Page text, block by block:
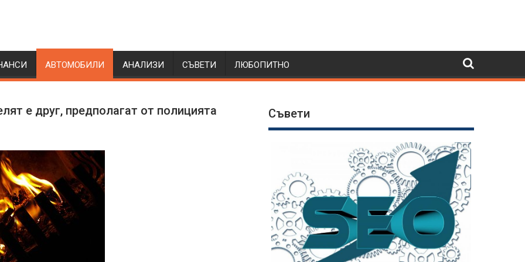
АВТОМОБИЛИ АНАЛИЗИ СЪВЕТИ ЛЮБОПИТНО
е друг, предполагат от полицията Съвети